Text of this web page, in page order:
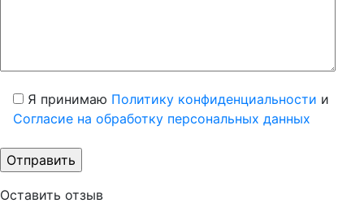
Я принимаю Политику конфиденциальности и
Согласие на обработку персональных данных
Оставить отзыв